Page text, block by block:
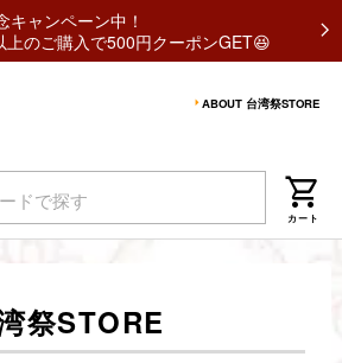
キャンペーン中！
上のご購入で500円クーポンGET😆
ABOUT 台湾祭STORE
祭STORE